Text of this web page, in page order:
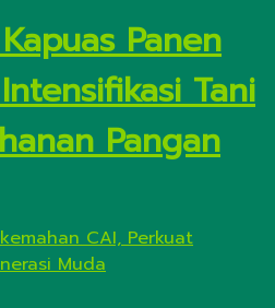
Panen
Tani
Pangan